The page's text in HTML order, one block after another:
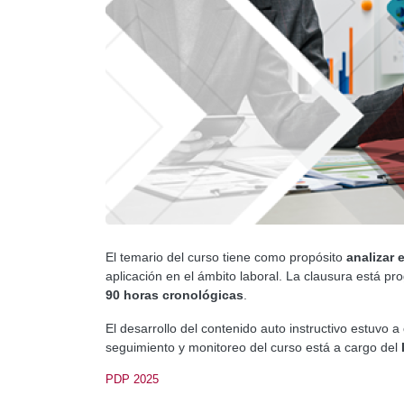
El temario del curso tiene como propósito analizar
aplicación en el ámbito laboral. La clausura está
90 horas cronológicas
El desarrollo del contenido auto instructivo estuvo
seguimiento y monitoreo del curso está a cargo del
PDP 2025